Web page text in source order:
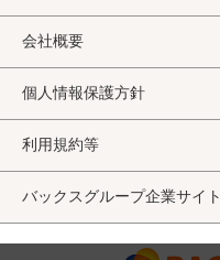
会社概要
個人情報保護方針
利用規約等
バックスグループ企業サイト